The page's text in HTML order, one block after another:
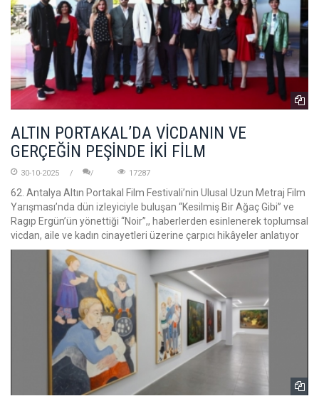
ALTIN PORTAKAL’DA VİCDANIN VE
GERÇEĞİN PEŞİNDE İKİ FİLM
30-10-2025 17287
62. Antalya Altın Portakal Film Festivali’nin Ulusal Uzun Metraj Film
Yarışması’nda dün izleyiciyle buluşan “Kesilmiş Bir Ağaç Gibi” ve
Ragıp Ergün’ün yönettiği “Noir”,, haberlerden esinlenerek toplumsal
vicdan, aile ve kadın cinayetleri üzerine çarpıcı hikâyeler anlatıyor